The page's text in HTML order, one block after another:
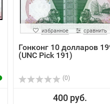
избранное сравнить
Гонконг 10 долларов
(UNC Pick 191)
(0)
400 руб.